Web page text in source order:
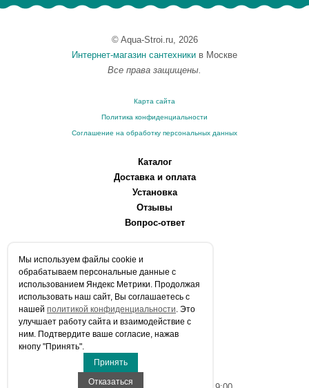
© Aqua-Stroi.ru, 2026
Интернет-магазин сантехники в Москве
Все права защищены.
Карта сайта
Политика конфиденциальности
Соглашение на обработку персональных данных
Каталог
Доставка и оплата
Установка
Отзывы
Вопрос-ответ
Сервисные центры
Контакты
Статьи
Телефоны:
E-mail:info@aqua-stroi.ru
Мы используем файлы сookie и
обрабатываем персональные данные с
использованием Яндекс Метрики. Продолжая
использовать наш сайт, Вы соглашаетесь с
нашей политикой конфиденциальности. Это
улучшает работу сайта и взаимодействие с
ним. Подтвердите ваше согласие, нажав
кнопу "Принять".
Принять
Отказаться